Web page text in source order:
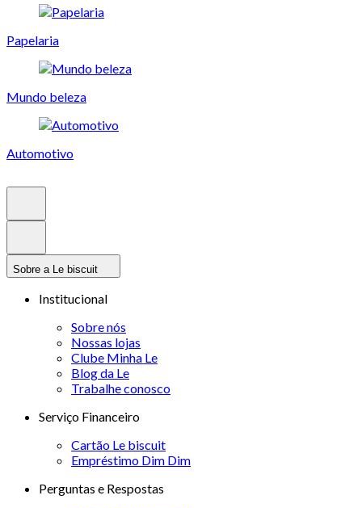
Papelaria
Mundo beleza
Automotivo
Sobre a Le biscuit
Institucional
Sobre nós
Nossas lojas
Clube Minha Le
Blog da Le
Trabalhe conosco
Serviço Financeiro
Cartão Le biscuit
Empréstimo Dim Dim
Perguntas e Respostas